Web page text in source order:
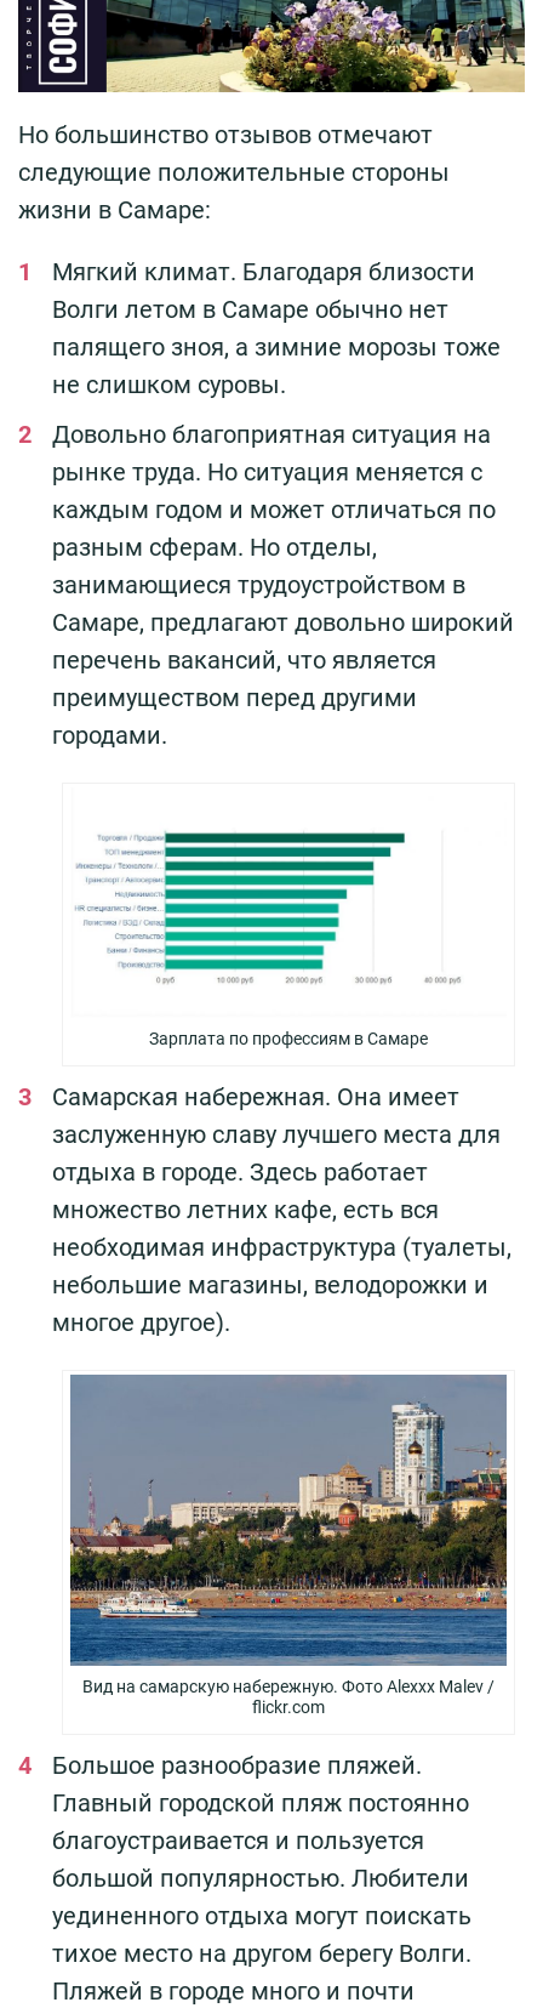
Но большинство отзывов отмечают
следующие положительные стороны
жизни в Самаре:
Мягкий климат. Благодаря близости
Волги летом в Самаре обычно нет
палящего зноя, а зимние морозы тоже
не слишком суровы.
Довольно благоприятная ситуация на
рынке труда. Но ситуация меняется с
каждым годом и может отличаться по
разным сферам. Но отделы,
занимающиеся трудоустройством в
Самаре, предлагают довольно широкий
перечень вакансий, что является
преимуществом перед другими
городами.
Зарплата по профессиям в Самаре
Самарская набережная. Она имеет
заслуженную славу лучшего места для
отдыха в городе. Здесь работает
множество летних кафе, есть вся
необходимая инфраструктура (туалеты,
небольшие магазины, велодорожки и
многое другое).
Вид на самарскую набережную. Фото Alexxx Malev /
flickr.com
Большое разнообразие пляжей.
Главный городской пляж постоянно
благоустраивается и пользуется
большой популярностью. Любители
уединенного отдыха могут поискать
тихое место на другом берегу Волги.
Пляжей в городе много и почти